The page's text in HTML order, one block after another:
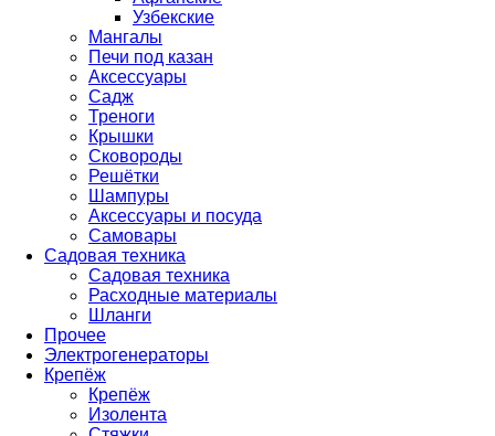
Узбекские
Мангалы
Печи под казан
Аксессуары
Садж
Треноги
Крышки
Сковороды
Решётки
Шампуры
Аксессуары и посуда
Самовары
Садовая техника
Садовая техника
Расходные материалы
Шланги
Прочее
Электрогенераторы
Крепёж
Крепёж
Изолента